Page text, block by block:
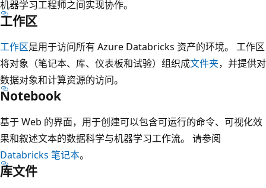
机器学习工程师之间实现协作。
工作区
工作区是用于访问所有 Azure Databricks 资产的环境。 工作区
将对象（笔记本、库、仪表板和试验）组织成文件夹，并提供对
数据对象和计算资源的访问。
Notebook
基于 Web 的界面，用于创建可以包含可运行的命令、可视化效
果和叙述文本的数据科学与机器学习工作流。 请参阅
Databricks 笔记本。
库文件